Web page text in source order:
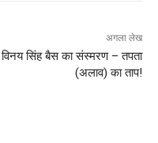
अगला लेख
विनय सिंह बैस का संस्मरण – तपता
(अलाव) का ताप!